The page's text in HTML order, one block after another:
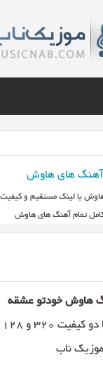
آهنگ های هاوش
با لینک مستقیم و کیفیت
تمام آهنگ های هاوش
هاوش خودتو عشقه
موزیک ناب